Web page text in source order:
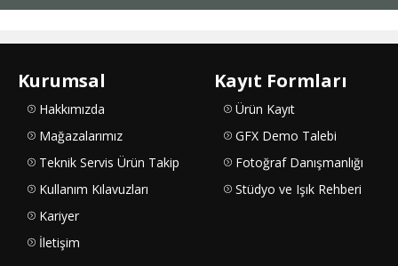
Kurumsal
Hakkımızda
Mağazalarımız
Teknik Servis Ürün Takip
Kullanım Kılavuzları
Kariyer
İletişim
Kayıt Formları
Ürün Kayıt
GFX Demo Talebi
Fotoğraf Danışmanlığı
Stüdyo ve Işık Rehberi